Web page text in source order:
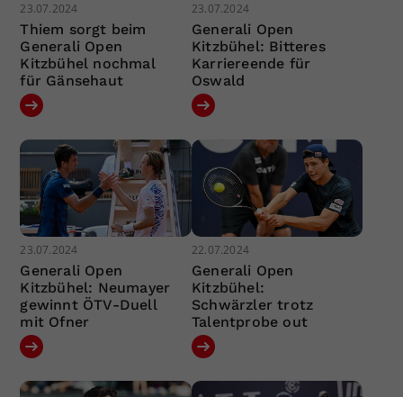
23.07.2024
Thiem sorgt beim
Generali Open
Kitzbühel nochmal
für Gänsehaut
23.07.2024
Generali Open
Kitzbühel: Bitteres
Karriereende für
Oswald
23.07.2024
Generali Open
Kitzbühel: Neumayer
gewinnt ÖTV-Duell
mit Ofner
22.07.2024
Generali Open
Kitzbühel:
Schwärzler trotz
Talentprobe out